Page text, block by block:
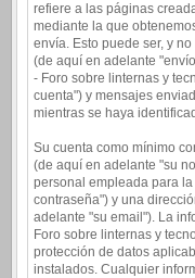
refiere a las páginas
mediante la que
envía. Esto puede ser, y
(de aquí en adelante
- Foro sobre linternas y
cuenta") y mensajes
mientras se haya
Su cuenta como mínimo
(de aquí en adelante "su
personal empleada para
contraseña") y una
adelante "su email"). La
Foro sobre linternas y
protección de datos
instalados. Cualquier